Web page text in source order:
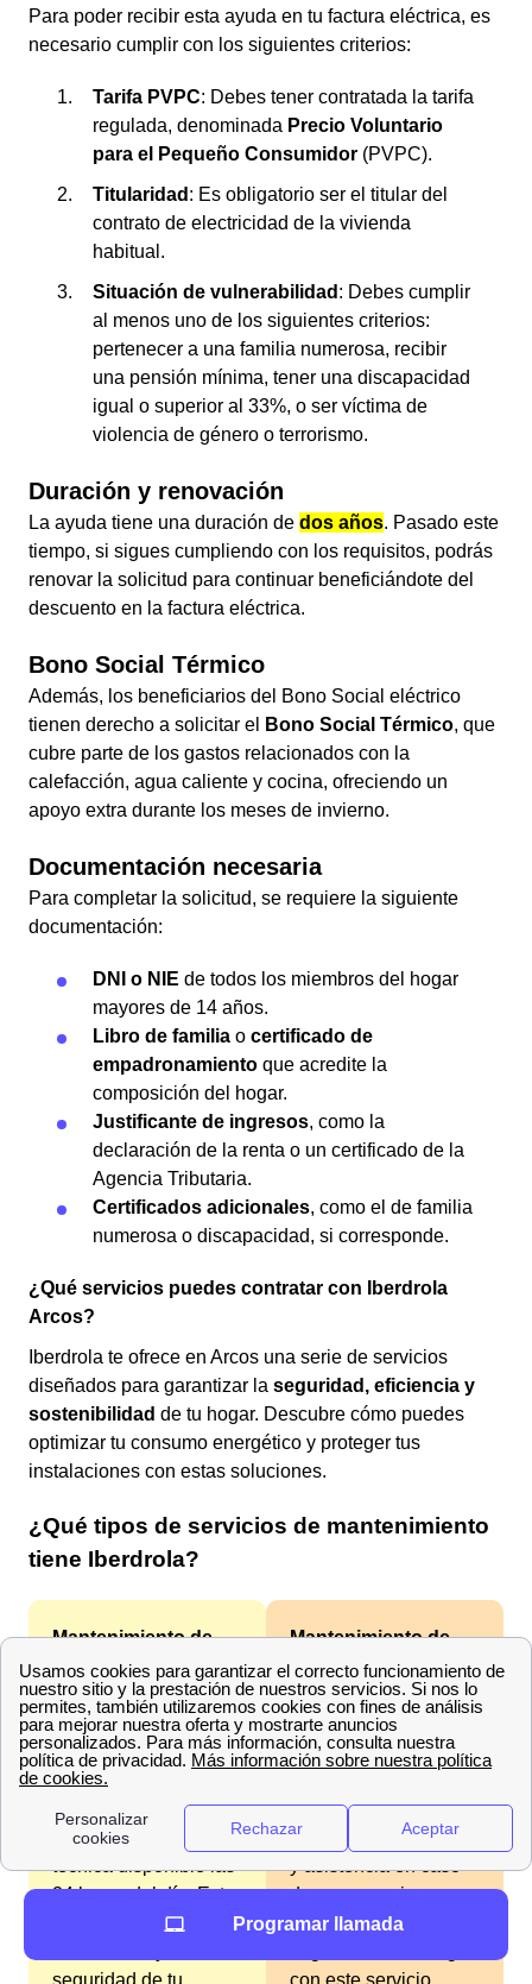
Para poder recibir esta ayuda en tu factura eléctrica, es
necesario cumplir con los siguientes criterios:
Tarifa PVPC: Debes tener contratada la tarifa
regulada, denominada Precio Voluntario
para el Pequeño Consumidor (PVPC).
Titularidad : Es obligatorio ser el titular del
contrato de electricidad de la vivienda
habitual.
Situación de vulnerabilidad : Debes cumplir
al menos uno de los siguientes criterios:
pertenecer a una familia numerosa, recibir
una pensión mínima, tener una discapacidad
igual o superior al 33%, o ser víctima de
violencia de género o terrorismo.
Duración y renovación
La ayuda tiene una duración de dos años. Pasado este
tiempo, si sigues cumpliendo con los requisitos, podrás
renovar la solicitud para continuar beneficiándote del
descuento en la factura eléctrica.
Bono Social Térmico
Además, los beneficiarios del Bono Social eléctrico
tienen derecho a solicitar el
Bono Social Térmico, que
cubre parte de los gastos relacionados con la
calefacción, agua caliente y cocina, ofreciendo un
apoyo extra durante los meses de invierno.
Documentación necesaria
Para completar la solicitud, se requiere la siguiente
documentación:
DNI o NIE de todos los miembros del hogar
mayores de 14 años.
Libro de familia o certificado de
empadronamiento que acredite la
composición del hogar.
Justificante de ingresos, como la
declaración de la renta o un certificado de la
Agencia Tributaria.
Certificados adicionales, como el de familia
numerosa o discapacidad, si corresponde.
¿Qué servicios puedes contratar con Iberdrola
Arcos?
Iberdrola te ofrece en Arcos una serie de servicios
diseñados para garantizar la seguridad, eficiencia y
sostenibilidad de tu hogar. Descubre cómo puedes
optimizar tu consumo energético y proteger tus
instalaciones con estas soluciones.
¿Qué tipos de servicios de mantenimiento
tiene Iberdrola?
Mantenimiento de
Luz:Mantén tu
instalación eléctrica
en óptimas
condiciones con
revisiones periódicas,
reparaciones de
averías y asistencia
técnica disponible las
24 horas del día. Este
servicio asegura la
Mantenimiento de
Gas:Asegura que tu
sistema de gas
funcione de manera
eficiente y segura con
obligatorias,
reparación de averías
y asistencia en caso
de emergencias.
Iberdrola garantiza la
Programar llamada